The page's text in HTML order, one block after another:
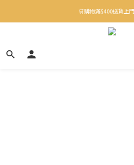
✨下載Three Little Meow App
🛒購物滿$400送貨上
✨下載Three Little Meow App